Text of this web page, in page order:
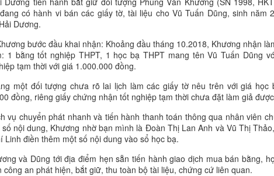
có hành vi bán các giấy tờ, tài liệu cho Vũ Tuấn Dũng, sinh năm
Dương.
bước đầu khai nhận: Khoảng đầu tháng 10.2018, Khương nhận
1 bằng tốt nghiệp THPT, 1 học bạ THPT mang tên Vũ Tuấn Dũng
tạm thời với giá 1.000.000 đồng.
một đối tượng chưa rõ lai lịch làm các giấy tờ nêu trên với giá học
đồng, riêng giấy chứng nhận tốt nghiệp tạm thời chưa đặt làm giả
vụ chuyển phát nhanh và tiến hành thanh toán thông qua nhân viên
nội dung, Khương nhờ bạn mình là Đoàn Thị Lan Anh và Vũ Thị
điền thêm một số nội dung vào sổ học bạ.
và Dũng tới địa điểm hẹn sẵn tiến hành giao dịch mua bán bằng,
an phát hiện, bắt giữ, thu toàn bộ tài liệu, chứng cứ liên quan.